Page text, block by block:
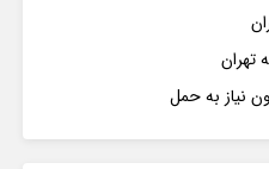
تهران
نیاز به حمل